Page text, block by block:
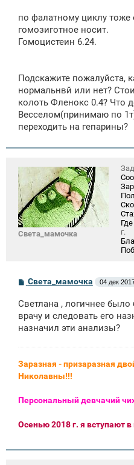
по фалатному циклу тоже
гомозиготное носит.
Гомоцистеин 6.24.
Подскажите пожалуйста,
нормальнвй или нет?
колоть Фленокс 0.4? Что
Весселом(принимаю по
переходить на гепарины?
Света_мамочка
г.
С
б
щ
е
н
Света_мамочка 04 дек
Светлана , логичнее
врачу и следовать его
назначил эти анализы?
Заразная - призаразная
Николавны!!!
Персональный девчачий
Осенью 2018 г. я вступают